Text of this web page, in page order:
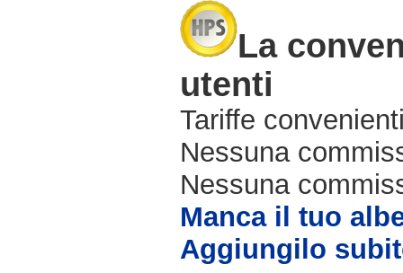
La
utenti
Tariffe
Nessuna
Nessuna
Manca il tuo
Aggiungilo